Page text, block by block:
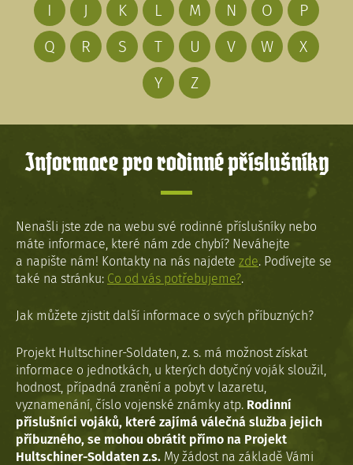
I
J K L M N O
P
Q
R S T U V W
X
Y
Z
Informace pro rodinné příslušníky
Nenašli jste zde na webu své rodinné příslušníky nebo
máte informace, které nám zde chybí? Neváhejte
a napište nám! Kontakty na nás najdete zde. Podívejte se
také na stránku: Co od vás potřebujeme?.
Jak můžete zjistit další informace o svých příbuzných?
Projekt Hultschiner-Soldaten, z. s. má možnost získat
informace o jednotkách, u kterých dotyčný voják sloužil,
hodnost, případná zranění a pobyt v lazaretu,
vyznamenání, číslo vojenské známky atp. Rodinní
příslušníci vojáků, které zajímá válečná služba jejich
příbuzného, se mohou obrátit přímo na Projekt
Hultschiner-Soldaten z.s. My žádost na základě Vámi